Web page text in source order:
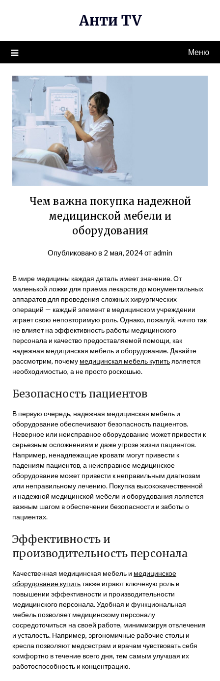
Анти TV
Меню
Чем важна покупка надежной
медицинской мебели и
оборудования
Опубликовано в 2 мая, 2024отadmin
В мире медицины каждая деталь имеет значение. От
маленькой ложки для приема лекарств до монументальных
аппаратов для проведения сложных хирургических
операций — каждый элемент в медицинском учреждении
играет свою неповторимую роль. Однако, пожалуй, ничто так
не влияет на эффективность работы медицинского
персонала и качество предоставляемой помощи, как
надежная медицинская мебель и оборудование. Давайте
рассмотрим, почему медицинская мебель купитьявляется
необходимостью, а не просто роскошью.
Безопасность пациентов
В первую очередь, надежная медицинская мебель и
оборудование обеспечивают безопасность пациентов.
Неверное или неисправное оборудование может привести к
серьезным осложнениям и даже угрозе жизни пациентов.
Например, ненадлежащие кровати могут привести к
падениям пациентов, а неисправное медицинское
оборудование может привести к неправильным диагнозам
или неправильному лечению. Покупка высококачественной
и надежной медицинской мебели и оборудования является
важным шагом в обеспечении безопасности и заботы о
пациентах.
Эффективность и
производительность персонала
Качественная медицинская мебель и медицинское
оборудование купитьтакже играют ключевую роль в
повышении эффективности и производительности
медицинского персонала. Удобная и функциональная
мебель позволяет медицинскому персоналу
сосредоточиться на своей работе, минимизируя отвлечения
и усталость. Например, эргономичные рабочие столы и
кресла позволяют медсестрам и врачам чувствовать себя
комфортно в течение всего дня, тем самым улучшая их
работоспособность и концентрацию.